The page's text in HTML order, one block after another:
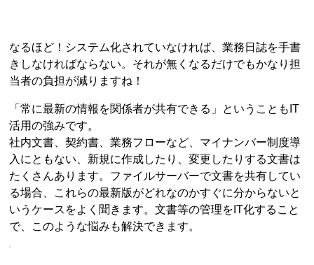
なるほど！システム化されていなければ、業務日誌を手書
きしなければならない。それが無くなるだけでもかなり担
当者の負担が減りますね！
「常に最新の情報を関係者が共有できる」ということもIT
活用の強みです。
社内文書、契約書、業務フローなど、マイナンバー制度導
入にともない、新規に作成したり、変更したりする文書は
たくさんあります。ファイルサーバーで文書を共有してい
る場合、これらの最新版がどれなのかすぐに分からないと
いうケースをよく聞きます。文書等の管理をIT化すること
で、このような悩みも解決できます。